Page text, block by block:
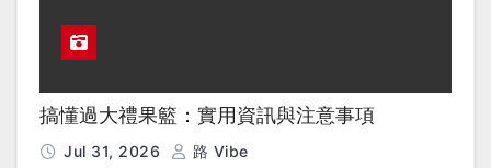
搞懂過大禮果籃：實用資訊與注意事項
Jul 31, 2026 路 Vibe